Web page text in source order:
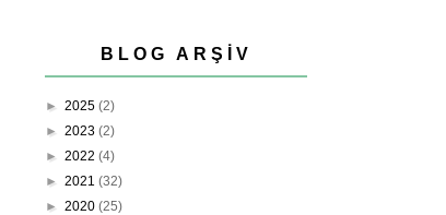
BLOG ARŞIV
► 2025 (2)
► 2023 (2)
► 2022 (4)
► 2021 (32)
► 2020 (25)